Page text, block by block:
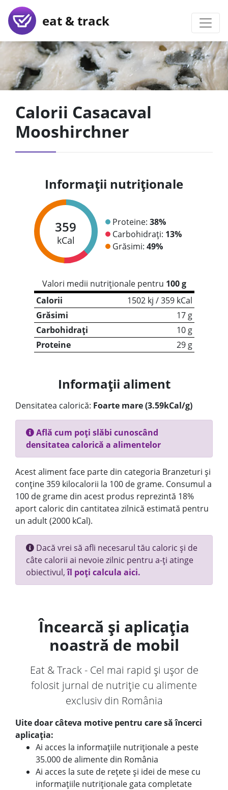
eat & track
Calorii Casacaval
Mooshirchner
Informații nutriționale
359
kCal
Proteine: 38%
Carbohidrați: 13%
Grăsimi: 49%
Valori medii nutriționale pentru 100 g
Calorii
1502 kj / 359 kCal
Grăsimi
17 g
Carbohidrați
10 g
Proteine
29 g
Informații aliment
Densitatea calorică: Foarte mare (3.59kCal/g)
Află cum poți slăbi cunoscând
densitatea calorică a alimentelor
Acest aliment face parte din categoria Branzeturi și
conține 359 kilocalorii la 100 de grame. Consumul a
100 de grame din acest produs reprezintă 18%
aport caloric din cantitatea zilnică estimată pentru
un adult (2000 kCal).
Dacă vrei să afli necesarul tău caloric și de
câte calorii ai nevoie zilnic pentru a-ți atinge
obiectivul,îl poți calcula aici.
Încearcă și aplicația
noastră de mobil
Eat & Track - Cel mai rapid și ușor de
folosit jurnal de nutriție cu alimente
exclusiv din România
Uite doar câteva motive pentru care să încerci
aplicația:
Ai acces la informațiile nutriționale a peste
35.000 de alimente din România
Ai acces la sute de rețete și idei de mese cu
informațiile nutriționale gata completate